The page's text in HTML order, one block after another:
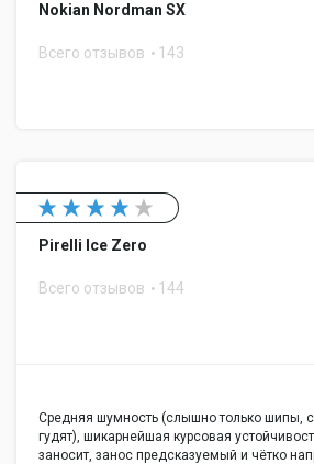
Nokian Nordman SX
Всего отзывов 143
Pirelli Ice Zero
Всего отзывов 144
Средняя шумность (слышно только шипы,
гудят), шикарнейшая курсовая
заносит, занос предсказуемый и чётко